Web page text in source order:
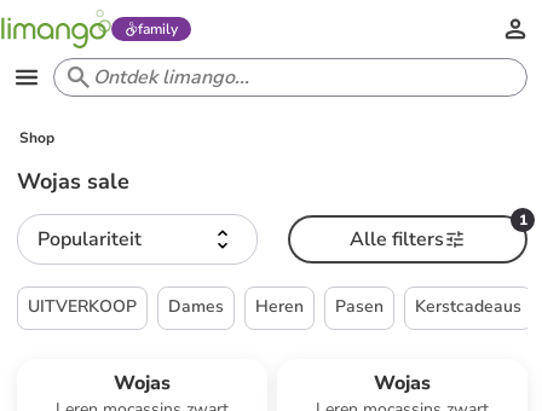
family
Shop
Wojas sale
Populariteit
1
Alle filters
UITVERKOOP Dames Heren Pasen Kerstcadeaus
Wojas Wojas